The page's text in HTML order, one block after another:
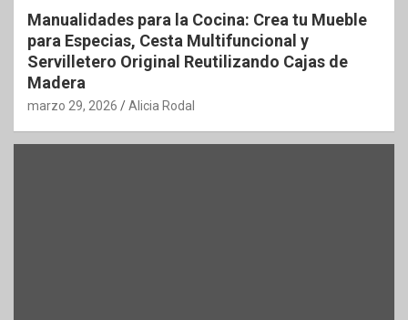
Manualidades para la Cocina: Crea tu Mueble
para Especias, Cesta Multifuncional y
Servilletero Original Reutilizando Cajas de
Madera
marzo 29, 2026 Alicia Rodal